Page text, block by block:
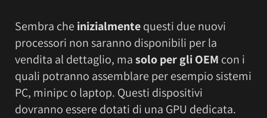
Sembra che inizialmentequesti due nuovi
processori non saranno disponibili per la
vendita al dettaglio, masolo per gli OEM con i
quali potranno assemblare per esempio sistemi
PC, minipc o laptop. Questi dispositivi
dovranno essere dotati di una GPU dedicata.